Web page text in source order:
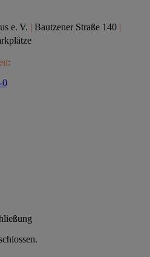
e. V. | Bautzener Straße 140 |
0